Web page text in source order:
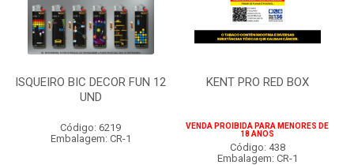
ISQUEIRO BIC DECOR FUN 12
UND
Código: 6219
Embalagem: CR-1
KENT PRO RED BOX
VENDA PROIBIDA PARA MENORES DE
18 ANOS
Código: 438
Embalagem: CR-1